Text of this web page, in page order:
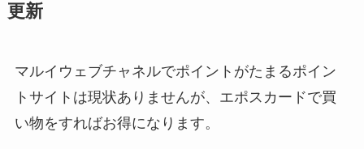
更新
マルイウェブチャネルでポイントがたまるポイン
トサイトは現状ありませんが、エポスカードで買
い物をすればお得になります。